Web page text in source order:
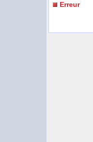
Erreur